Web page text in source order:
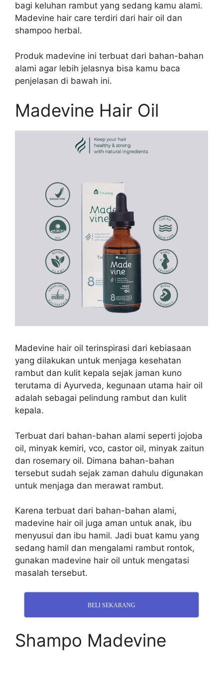
bagi keluhan rambut yang sedang kamu alami.
Madevine hair care terdiri dari hair oil dan
shampoo herbal.
Produk madevine ini terbuat dari bahan-bahan
alami agar lebih jelasnya bisa kamu baca
penjelasan di bawah ini.
Madevine Hair Oil
Madevine hair oil terinspirasi dari kebiasaan
yang dilakukan untuk menjaga kesehatan
rambut dan kulit kepala sejak jaman kuno
terutama di Ayurveda, kegunaan utama hair oil
adalah sebagai pelindung rambut dan kulit
kepala.
Terbuat dari bahan-bahan alami seperti jojoba
oil, minyak kemiri, vco, castor oil, minyak zaitun
dan rosemary oil. Dimana bahan-bahan
tersebut sudah sejak zaman dahulu digunakan
untuk menjaga dan merawat rambut.
Karena terbuat dari bahan-bahan alami,
madevine hair oil juga aman untuk anak, ibu
menyusui dan ibu hamil. Jadi buat kamu yang
sedang hamil dan mengalami rambut rontok,
gunakan madevine hair oil untuk mengatasi
masalah tersebut.
BELI SEKARANG
Shampo Madevine